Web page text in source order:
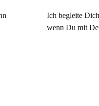
Ich begleite
wenn Du mit